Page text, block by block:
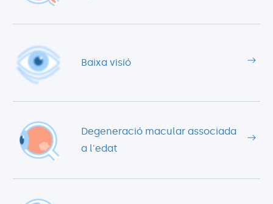
Baixa visió
Degeneració macular associada
a l'edat